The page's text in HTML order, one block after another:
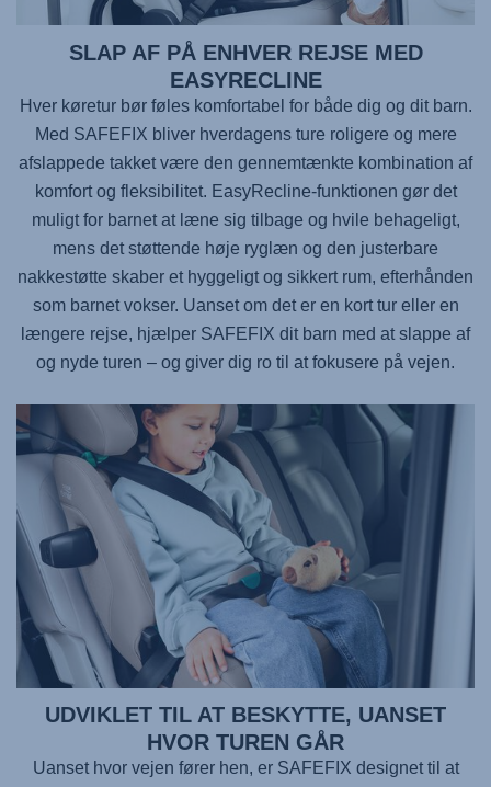
SLAP AF PÅ ENHVER REJSE MED
EASYRECLINE
Hver køretur bør føles komfortabel for både dig og dit barn.
Med SAFEFIX bliver hverdagens ture roligere og mere
afslappede takket være den gennemtænkte kombination af
komfort og fleksibilitet. EasyRecline-funktionen gør det
muligt for barnet at læne sig tilbage og hvile behageligt,
mens det støttende høje ryglæn og den justerbare
nakkestøtte skaber et hyggeligt og sikkert rum, efterhånden
som barnet vokser. Uanset om det er en kort tur eller en
længere rejse, hjælper SAFEFIX dit barn med at slappe af
og nyde turen – og giver dig ro til at fokusere på vejen.
UDVIKLET TIL AT BESKYTTE, UANSET
HVOR TUREN GÅR
Uanset hvor vejen fører hen, er SAFEFIX designet til at